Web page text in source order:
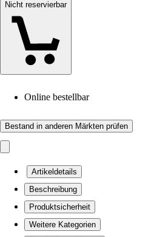
Nicht reservierbar
Online bestellbar
Bestand in anderen Märkten prüfen
Artikeldetails
Beschreibung
Produktsicherheit
Weitere Kategorien